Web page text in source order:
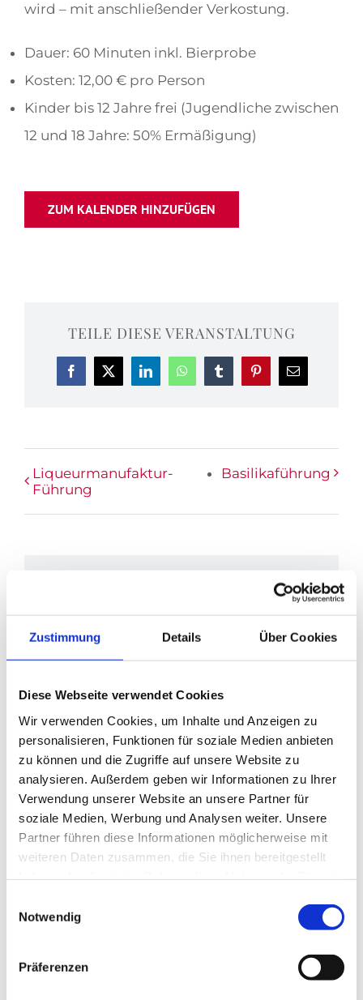
Zustimmung Details Über Cookies
Diese Webseite verwendet Cookies
Wir verwenden Cookies, um Inhalte und Anzeigen zu
personalisieren, Funktionen für soziale Medien anbieten
zu können und die Zugriffe auf unsere Website zu
analysieren. Außerdem geben wir Informationen zu Ihrer
Verwendung unserer Website an unsere Partner für
soziale Medien, Werbung und Analysen weiter. Unsere
Partner führen diese Informationen möglicherweise mit
weiteren Daten zusammen, die Sie ihnen bereitgestellt
Notwendig
Präferenzen
wird – mit anschließender Verkostung.
Dauer: 60 Minuten inkl. Bierprobe
Kosten: 12,00 € pro Person
Kinder bis 12 Jahre frei (Jugendliche zwischen
12 und 18 Jahre: 50% Ermäßigung)
ZUM KALENDER HINZUFÜGEN
TEILE DIESE VERANSTALTUNG
Facebook
X LinkedInWhatsAppTumblrPinterest
E-
Mail
Liqueurmanufaktur-
Führung
Basilikaführung
15:00
Eintritt: €12
Veranstaltungskategorie: Führung